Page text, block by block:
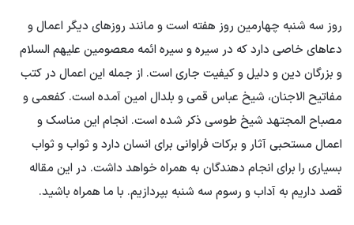
روز سه شنبه چهارمین روز هفته است و مانند روزهای دیگر اعمال و
دعاهای خاصی دارد که در سیره و سیره ائمه معصومین علیهم السلام
و بزرگان دین و دلیل و کیفیت جاری است. از جمله این اعمال در کتب
مفاتیح الاجنان، شیخ عباس قمی و بلدال امین آمده است. کفعمی و
مصباح المجتهد شیخ طوسی ذکر شده است. انجام این مناسک و
اعمال مستحبی آثار و برکات فراوانی برای انسان دارد و ثواب و ثواب
بسیاری را برای انجام دهندگان به همراه خواهد داشت. در این مقاله
قصد داریم به آداب و رسوم سه شنبه بپردازیم. با ما همراه باشید.